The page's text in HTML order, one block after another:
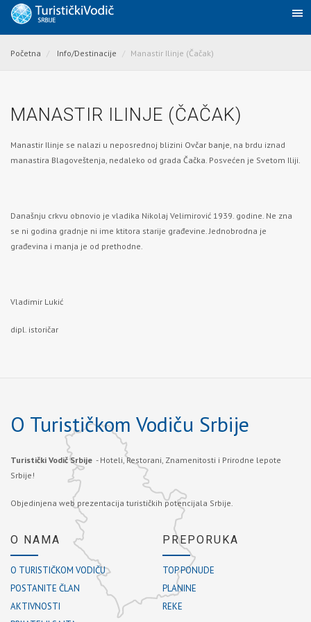
Početna Info/Destinacije Manastir Ilinje (Čačak)
MANASTIR ILINJE (ČAČAK)
Manastir Ilinje se nalazi u neposrednoj blizini Ovčar banje, na brdu iznad
manastira Blagoveštenja, nedaleko od grada Čačka. Posvećen je Svetom Iliji.
Današnju crkvu obnovio je vladika Nikolaj Velimirović 1939. godine. Ne zna
se ni godina gradnje ni ime ktitora starije građevine. Jednobrodna je
građevina i manja je od prethodne.
Vladimir Lukić
dipl. istoričar
O Turističkom Vodiču Srbije
Turistički Vodič Srbije - Hoteli, Restorani, Znamenitosti i Prirodne lepote
Srbije!
Objedinjena web prezentacija turističkih potencijala Srbije.
O NAMA
O TURISTIČKOM VODIČU
POSTANITE ČLAN
AKTIVNOSTI
PREPORUKA
TOP PONUDE
PLANINE
REKE